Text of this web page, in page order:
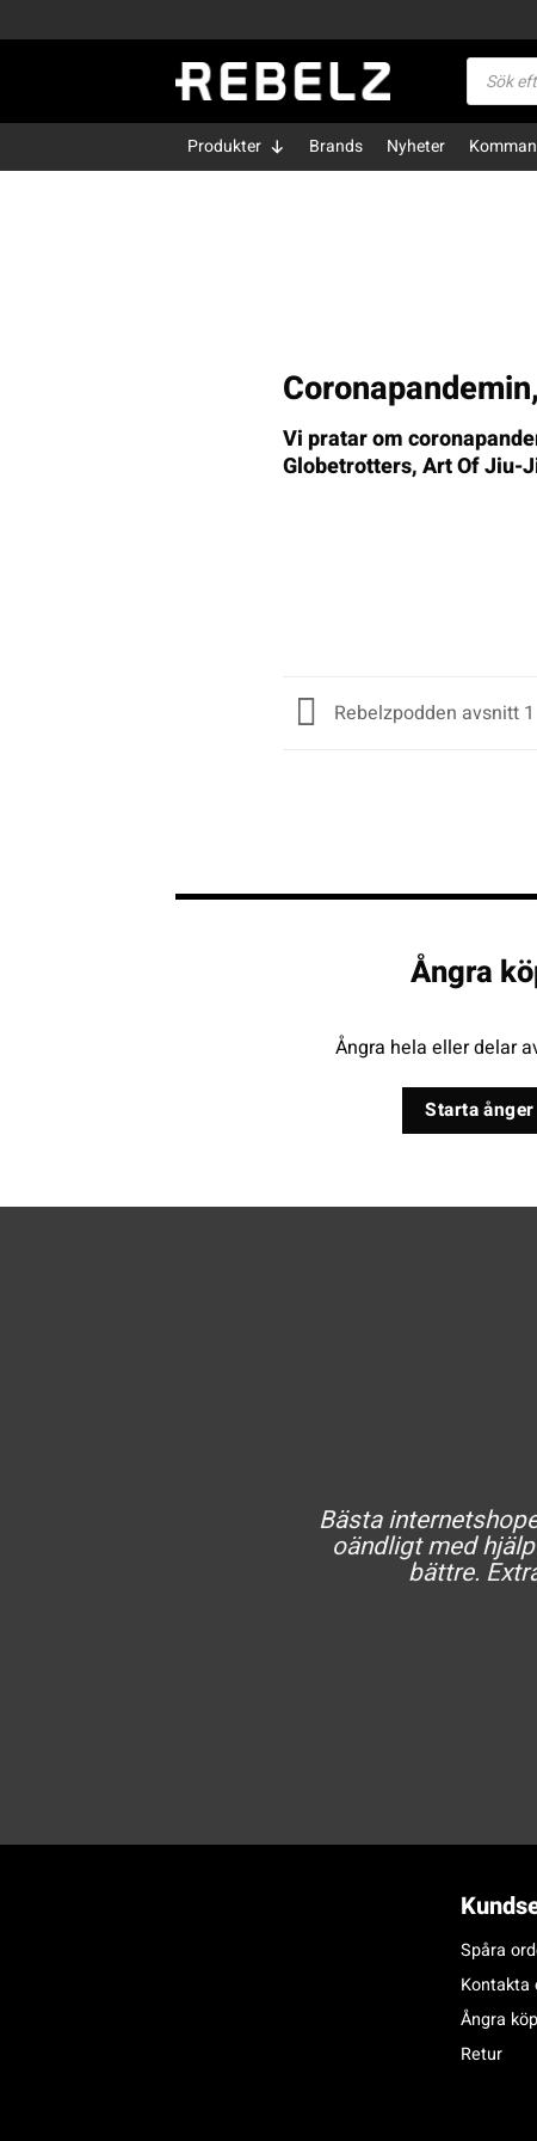
to
Produkter Brands Nyheter
Vi pratar om
Globetrotters, Art Of Jiu-
Rebelzpodden avsnitt 1
Ångra
Ångra hela eller delar
Starta ånger
Bästa
oändligt med
bättre.
Spåra
Kontakta
Ångra köp
Retur